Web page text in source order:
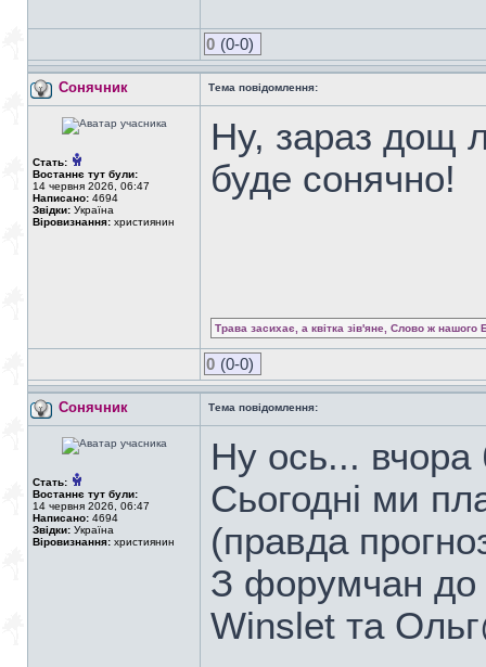
0 (0-0)
Сонячник Тема повідомлення:
Стать:
Востаннє тут були:
14 червня 2026, 06:47
Написано: 4694
Звідки: Україна
Віровизнання: християнин
Ну, зараз дощ
буде сонячно!
Трава засихає, а квітка зів'яне, Слово ж нашого
0 (0-0)
Сонячник Тема повідомлення:
Стать:
Востаннє тут були:
14 червня 2026, 06:47
Написано: 4694
Звідки: Україна
Віровизнання: християнин
Ну ось... вчора
Сьогодні ми
(правда
З форумчан до
Winslet та